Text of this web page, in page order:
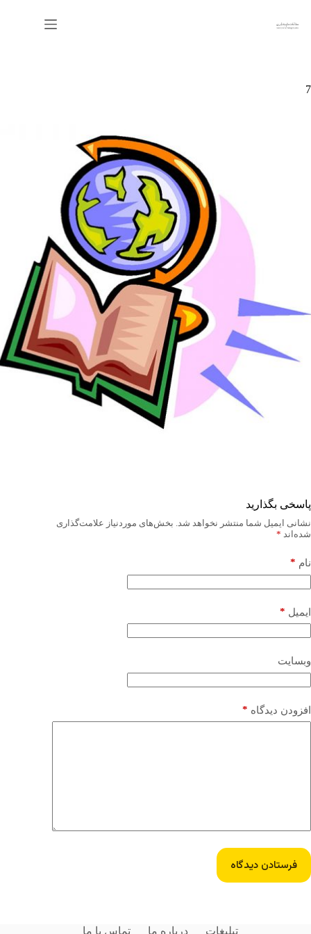
محتوا
7
پاسخی بگذارید
نشانی ایمیل شما منتشر نخواهد شد. بخش‌های موردنیاز علامت‌گذاری
شده‌اند *
نام *
ایمیل *
وبسایت
افزودن دیدگاه *
فرستادن دیدگاه
تبلیغات درباره ما تماس با ما